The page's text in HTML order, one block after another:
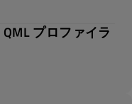
プロファイラ